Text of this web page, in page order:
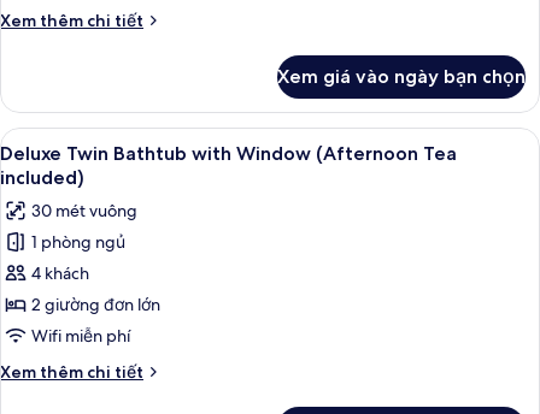
(Afternoon
Xem thêm chi tiết
Chi
Deluxe
Twin
Room,
Balcony,
View
(Afternoon
Tea
included)
Xem giá vào ngày bạn chọn
Xem
tất
cả
ảnh
Deluxe
Twin
Bathtub
with
Window
(Afternoon
Deluxe Twin Bathtub with Window
12
Deluxe Twin Bathtub with Window (Afternoon Tea
included)
30 mét vuông
1 phòng ngủ
4 khách
2 giường đơn lớn
Wifi miễn phí
Xem thêm chi tiết
Chi